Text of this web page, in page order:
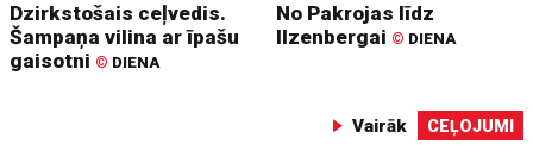
Dzirkstošais ceļvedis.
Šampaņa vilina ar īpašu
gaisotni © DIENA
No Pakrojas līdz
Ilzenbergai © DIENA
Vairāk CEĻOJUMI